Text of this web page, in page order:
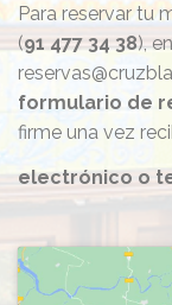
Para reservar tu
(91 477 34 38),
formulario de
firme una vez
electrónico o